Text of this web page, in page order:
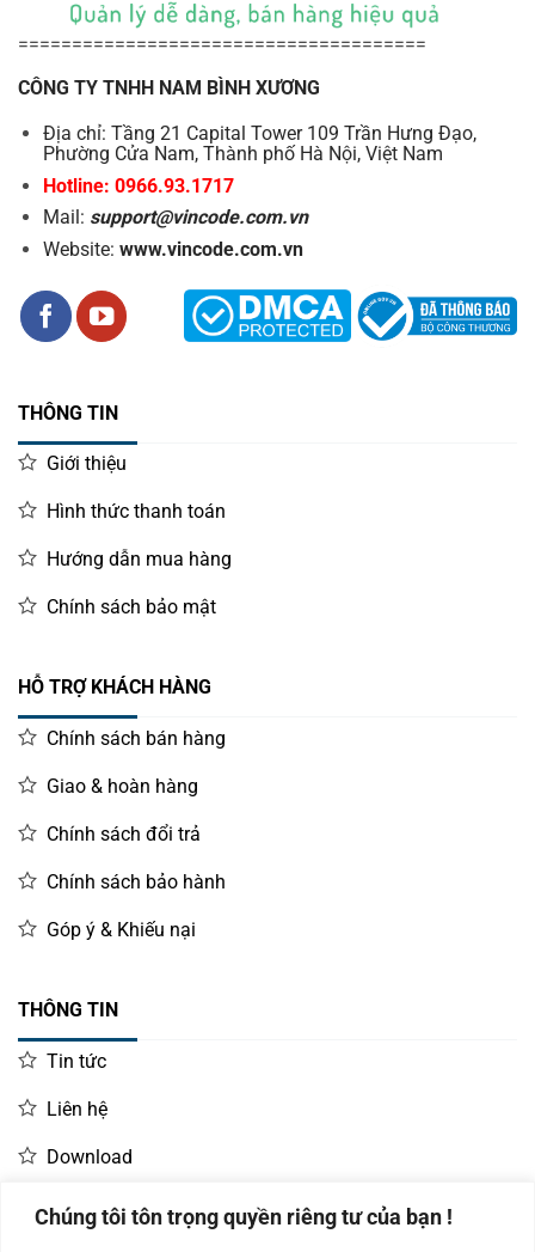
Chúng tôi tôn trọng quyền riêng tư của bạn !
======================================
CÔNG TY TNHH NAM BÌNH XƯƠNG
Địa chỉ: Tầng 21 Capital Tower 109 Trần Hưng Đạo,
Phường Cửa Nam, Thành phố Hà Nội, Việt Nam
Hotline: 0966.93.1717
Mail: support@vincode.com.vn
Website: www.vincode.com.vn
THÔNG TIN
Giới thiệu
Hình thức thanh toán
Hướng dẫn mua hàng
Chính sách bảo mật
HỖ TRỢ KHÁCH HÀNG
Chính sách bán hàng
Giao & hoàn hàng
Chính sách đổi trả
Chính sách bảo hành
Góp ý & Khiếu nại
THÔNG TIN
Tin tức
Liên hệ
Download
LIÊN HỆ MUA HÀNG